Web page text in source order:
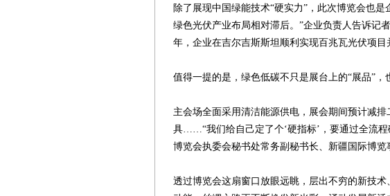
除了展现中国绿能技术“硬实力”，此次博览会也
绿色光伏产业布局相对滞后。”企业负责人告诉记
年，企业在吉尔吉斯斯坦顺利实现百兆瓦光伏项
值得一提的是，绿色低碳不只是展台上的“展品”，
主会场全面采用清洁能源供电，展会期间预计减
具……“我们给自己定了个‘硬指标’，要通过全流
博览会执委会秘书处常务副秘书长、新疆国际博览
透过博览会这扇窗口放眼远眺，层出不穷的新技